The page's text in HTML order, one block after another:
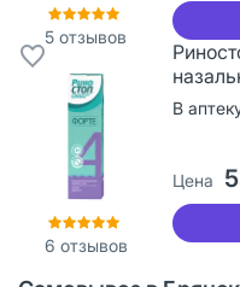
5 отзывов
6 отзывов
В
Цена